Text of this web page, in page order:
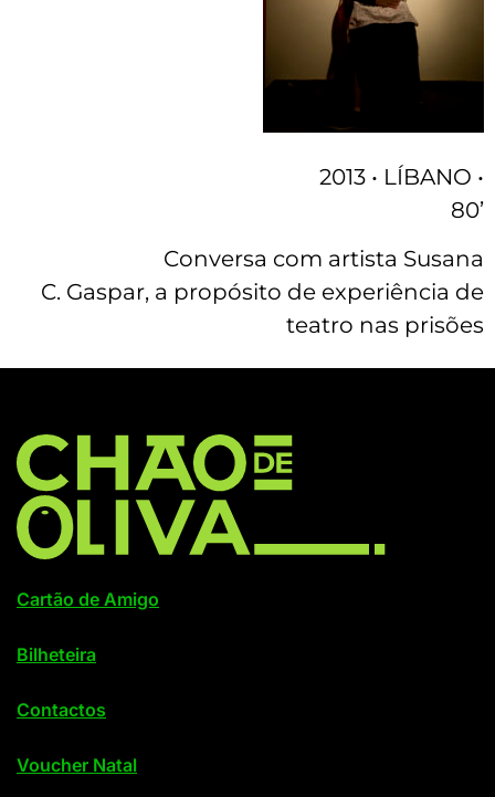
2013 • LÍBANO •
80’
Conversa com artista Susana
C. Gaspar, a propósito de experiência de
teatro nas prisões
Cartão de Amigo
Bilheteira
Contactos
Voucher Natal